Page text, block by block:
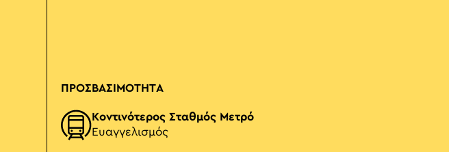
ΠΡΟΣΒΑΣΙΜΟΤΗΤΑ
Κοντινότερος Σταθμός Μετρό
Ευαγγελισμός